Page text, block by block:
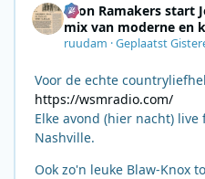
Leon Ramakers start
mix van moderne en
ruudam ·Geplaatst
Voor de echte
https://wsmradio.com/
Elke avond (hier nacht)
Nashville.
Ook zo'n leuke Blaw-Knox